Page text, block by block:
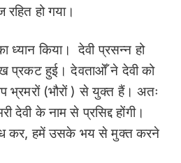
हो गया।
ध्यान किया। देवी प्रसन्न हो
प्रकट हुई। देवताओँ ने देवी को
भ्रमरों (भौरों ) से युक्त हैं। अतः
के नाम से प्रसिद्द होंगी।
कर, हमें उसके भय से मुक्त करने